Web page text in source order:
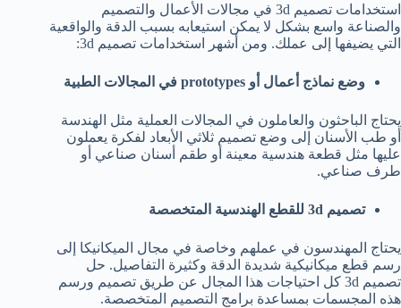
استخدامات تصميم 3d في مجالات الأعمال والتصميم
والصناعة واسع بشكل لا يمكن استيعابه بسبب الدقة والواقعية
التي يضيفها إلى عملك. ومن أشهر استخدامات تصميم 3d:
وضع نماذج أعمال أو prototypes في المجالات الطبية
يحتاج الباحثون والعاملون في المجالات العملية مثل الهندسة
أو طب الأسنان إلى وضع تصميم ثلاثي الأبعاد لفكرة يعملون
عليها مثل قطعة هندسية معينة أو طقم أسنان صناعي أو
طرف صناعي.
تصميم 3d للقطع الهندسية المتخصصة
يحتاج المهندسون في عملهم وخاصة في مجال الميكانيكا إلى
رسم قطع ميكانيكية شديدة الدقة وكثيرة التفاصيل. حل
تصميم 3d كل احتياجات هذا المجال عن طريق تصميم ورسم
هذه المجسمات بمساعدة برامج التصميم المتخصصة.